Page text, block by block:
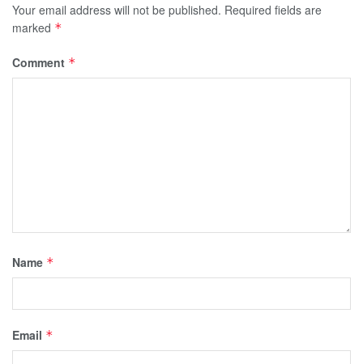
Your email address will not be published. Required fields are
marked *
Comment *
Name *
Email *